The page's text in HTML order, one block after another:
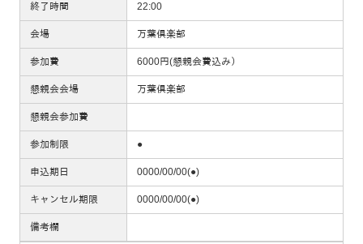
終了時間 22:00
会場 万葉倶楽部
参加費 6000円(懇親会費込み）
懇親会会場 万葉俱楽部
懇親会参加費
参加制限 ●
申込期日 0000/00/00(●)
キャンセル期限 0000/00/00(●)
備考欄